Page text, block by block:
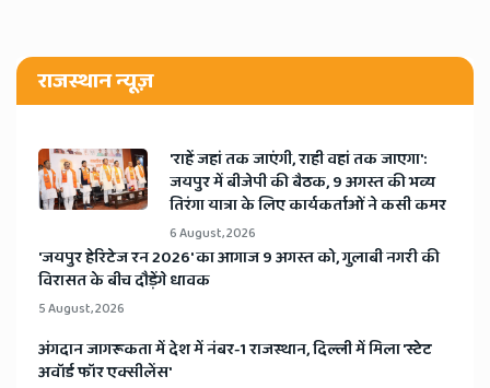
राजस्थान न्यूज़
'राहें जहां तक जाएंगी, राही वहां तक जाएगा':
जयपुर में बीजेपी की बैठक, 9 अगस्त की भव्य
तिरंगा यात्रा के लिए कार्यकर्ताओं ने कसी कमर
6 August, 2026
​'जयपुर हेरिटेज रन 2026' का आगाज 9 अगस्त को, गुलाबी नगरी की
विरासत के बीच दौड़ेंगे धावक
5 August, 2026
अंगदान जागरूकता में देश में नंबर-1 राजस्थान, दिल्ली में मिला 'स्टेट
अवॉर्ड फॉर एक्सीलेंस'